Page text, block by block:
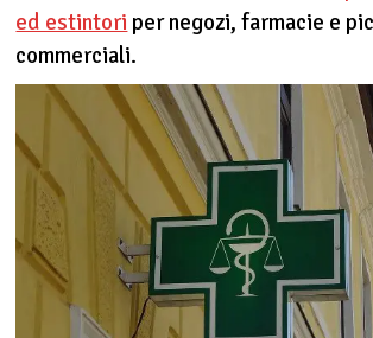
ed estintori per negozi, farmacie e
commerciali.